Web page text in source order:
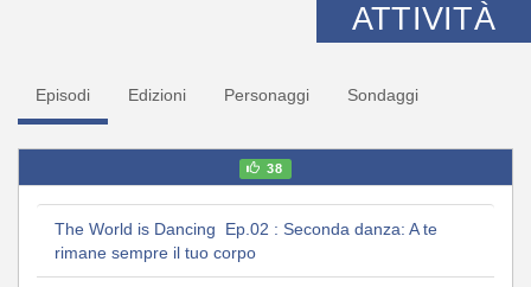
ATTIVITÀ
Episodi Edizioni Personaggi Sondaggi
38
The World is Dancing Ep.02 : Seconda danza: A te
rimane sempre il tuo corpo